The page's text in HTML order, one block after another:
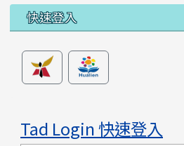
左邊區域內容
快速登入
Tad Login 快速登入